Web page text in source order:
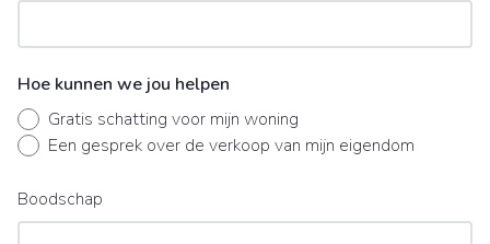
Hoe kunnen we jou helpen
Gratis schatting voor mijn woning
Een gesprek over de verkoop van mijn eigendom
Boodschap